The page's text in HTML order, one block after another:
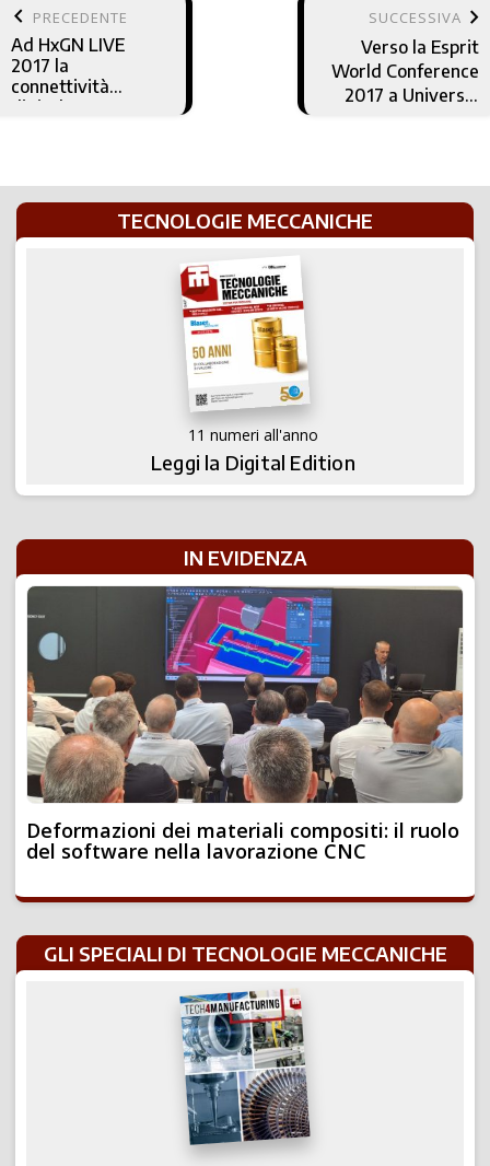
keyboard_arrow_left PRECEDENTE
Ad HxGN LIVE
2017 la
connettività
digitale entra
SUCCESSIVA keyboard_arrow_right
Verso la Esprit
World Conference
2017 a Universal
TECNOLOGIE MECCANICHE
11 numeri all'anno
Leggi la Digital Edition
IN EVIDENZA
Deformazioni dei materiali compositi: il ruolo
del software nella lavorazione CNC
GLI SPECIALI DI TECNOLOGIE MECCANICHE